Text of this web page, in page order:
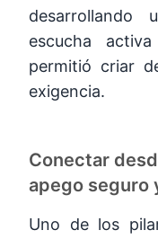
escucha
permitió criar
exigencia.
Conectar
apego seguro
Uno de los